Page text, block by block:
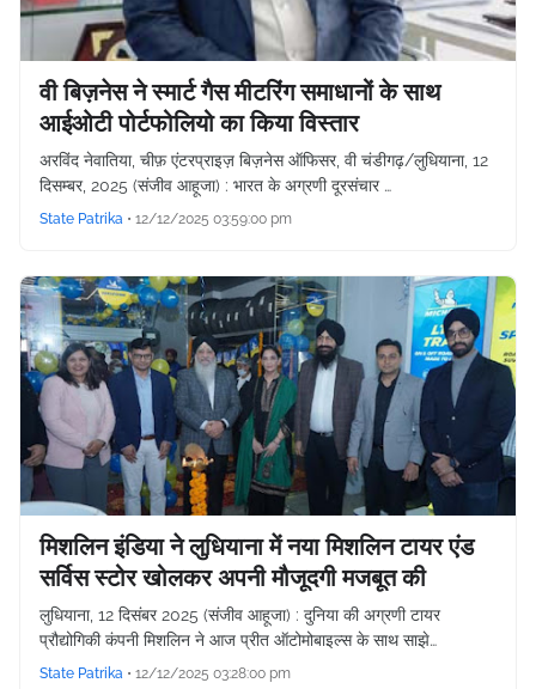
वी बिज़नेस ने स्मार्ट गैस मीटरिंग समाधानों के साथ
आईओटी पोर्टफोलियो का किया विस्तार
अरविंद नेवातिया, चीफ़ एंटरप्राइज़ बिज़नेस ऑफिसर, वी चंडीगढ़/लुधियाना, 12
दिसम्बर, 2025 (संजीव आहूजा) : भारत के अग्रणी दूरसंचार …
State Patrika • 12/12/2025 03:59:00 pm
मिशलिन इंडिया ने लुधियाना में नया मिशलिन टायर एंड
सर्विस स्टोर खोलकर अपनी मौजूदगी मजबूत की
लुधियाना, 12 दिसंबर 2025 (संजीव आहूजा) : दुनिया की अग्रणी टायर
प्रौद्योगिकी कंपनी मिशलिन ने आज प्रीत ऑटोमोबाइल्स के साथ साझे…
State Patrika • 12/12/2025 03:28:00 pm